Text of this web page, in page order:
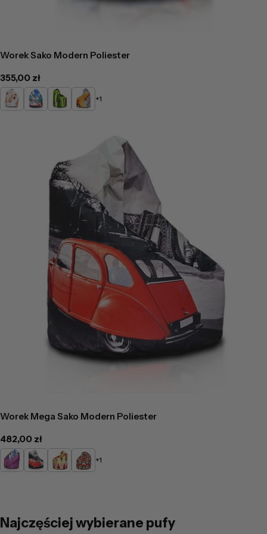
Worek Sako Modern Poliester
Cena
regularna
355,00 zł
DG12
DG13 DG14 DG16 +1
Worek Mega Sako Modern Poliester
Cena
regularna
482,00 zł
DG11
DG15 DG79 DG80 +1
Najczęściej wybierane pufy